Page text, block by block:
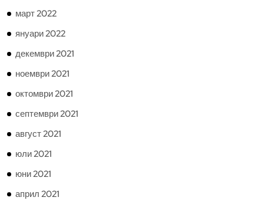
март 2022
януари 2022
декември 2021
ноември 2021
октомври 2021
септември 2021
август 2021
юли 2021
юни 2021
април 2021